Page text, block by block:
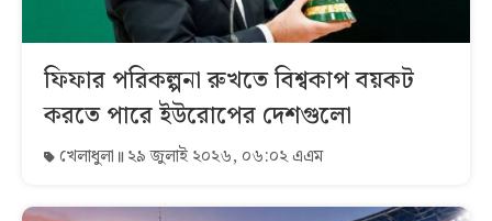
ফিফার পরিকল্পনা রুখতে বিশ্বকাপ বয়কট
করতে পারে ইউরোপের দেশগুলো
খেলাধুলা ২৯ জুলাই ২০২৬, ০৬:০২ এএম